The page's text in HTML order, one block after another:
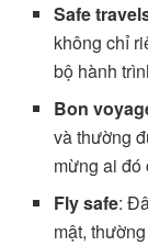
Safe
không chỉ
bộ hành
Bon
và thường
mừng ai đó
Fly safe:
mật,